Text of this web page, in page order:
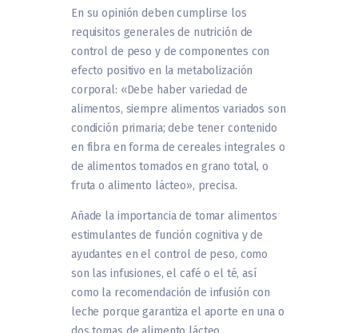
En su opinión deben cumplirse los
requisitos generales de nutrición de
control de peso y de componentes con
efecto positivo en la metabolización
corporal: «Debe haber variedad de
alimentos, siempre alimentos variados son
condición primaria; debe tener contenido
en fibra en forma de cereales integrales o
de alimentos tomados en grano total, o
fruta o alimento lácteo», precisa.
Añade la importancia de tomar alimentos
estimulantes de función cognitiva y de
ayudantes en el control de peso, como
son las infusiones, el café o el té, así
como la recomendación de infusión con
leche porque garantiza el aporte en una o